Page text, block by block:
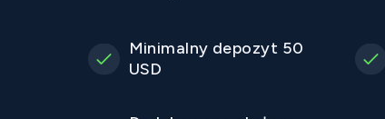
Minimalny depozyt 50
USD